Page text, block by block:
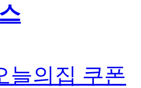
늘의집 쿠폰